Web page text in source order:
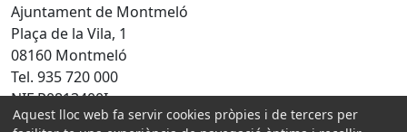
Ajuntament de Montmeló
Plaça de la Vila, 1
08160 Montmeló
Tel. 935 720 000
NIF P0813400I
Aquest lloc web fa servir cookies pròpies i de tercers per